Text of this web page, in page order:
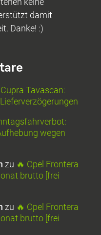
damit
Danke! :)
Cupra Tavascan:
wegen
zu 🔥 Opel Frontera
brutto [frei
zu 🔥 Opel Frontera
brutto [frei